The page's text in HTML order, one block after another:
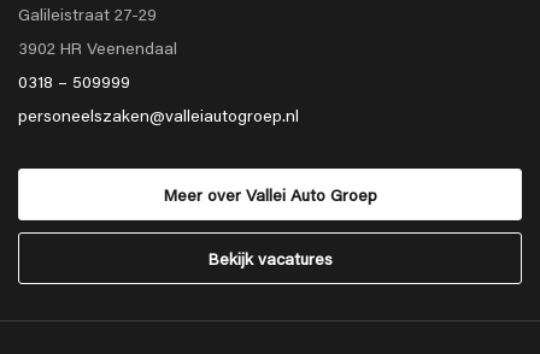
Galileistraat 27-29
3902 HR Veenendaal
0318 – 509999
personeelszaken@valleiautogroep.nl
Meer over Vallei Auto Groep
Bekijk vacatures